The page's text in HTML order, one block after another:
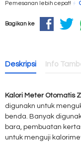
Pemesanan lebih cepat!
Bagikan ke
Deskripsi Info
Kalori Meter Otomatis
digunakn untuk
benda. Banyak
bara, pembuatan
untuk menguji